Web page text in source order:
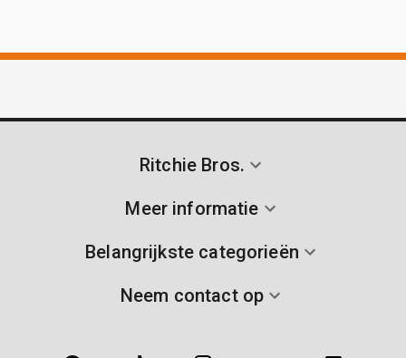
Ritchie Bros.
Meer informatie
Belangrijkste categorieën
Neem contact op